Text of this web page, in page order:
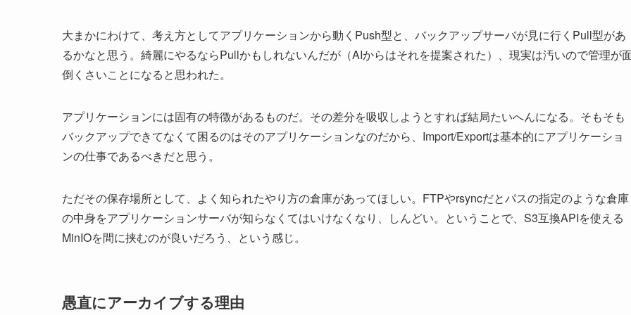
大まかにわけて、考え方としてアプリケーションから動くPush型と、バックアップサーバが見に行くPull型があ
るかなと思う。綺麗にやるならPullかもしれないんだが（AIからはそれを提案された）、現実は汚いので管理が
倒くさいことになると思われた。
アプリケーションには固有の特徴があるものだ。その差分を吸収しようとすれば結局たいへんになる。そもそも
バックアップできてなくて困るのはそのアプリケーションなのだから、Import/Exportは基本的にアプリケーショ
ンの仕事であるべきだと思う。
ただその保存場所として、よく知られたやり方の倉庫があってほしい。FTPやrsyncだとパスの指定のような倉庫
の中身をアプリケーションサーバが知らなくてはいけなくなり、しんどい。ということで、S3互換APIを使える
MinIOを間に挟むのが良いだろう、という感じ。
愚直にアーカイブする理由